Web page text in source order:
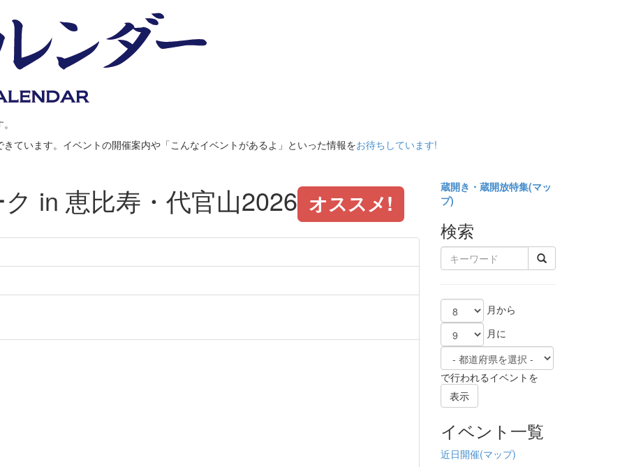
ています。イベントの開催案内や「こんなイベントがあるよ」といった情報をお待ちしています!
in 恵比寿・代官山2026 オススメ!
蔵開き・蔵開放特集(マッ
プ)
検索
月から
月に
で行われるイベントを
表示
イベント一覧
近日開催(マップ)